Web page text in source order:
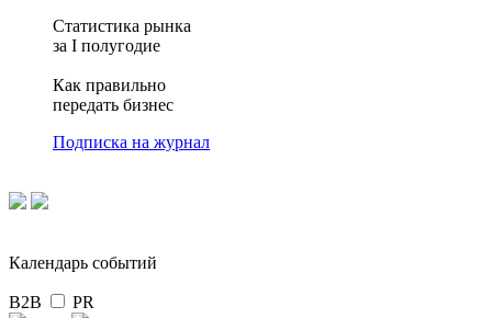
Статистика рынка
за I полугодие
Как правильно
передать бизнес
Подписка на журнал
Календарь событий
B2B PR